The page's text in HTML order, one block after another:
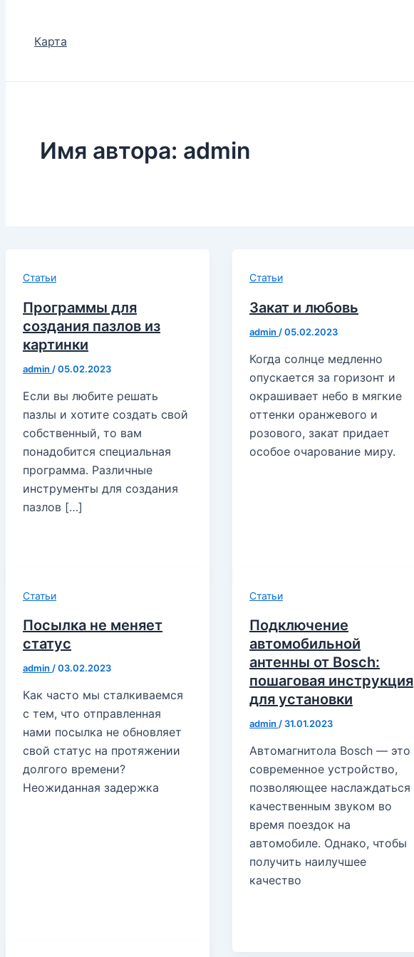
Карта
Имя автора: admin
Статьи
Программы для
создания пазлов из
картинки
admin /05.02.2023
Если вы любите решать
пазлы и хотите создать свой
собственный, то вам
понадобится специальная
программа. Различные
инструменты для создания
пазлов […]
Статьи
Закат и любовь
admin /05.02.2023
Когда солнце медленно
опускается за горизонт и
окрашивает небо в мягкие
оттенки оранжевого и
розового, закат придает
особое очарование миру.
Статьи
Посылка не меняет
статус
admin /03.02.2023
Как часто мы сталкиваемся
с тем, что отправленная
нами посылка не обновляет
свой статус на протяжении
долгого времени?
Неожиданная задержка
Статьи
Подключение
автомобильной
антенны от Bosch:
пошаговая инструкция
для установки
admin / 31.01.2023
Автомагнитола Bosch — это
современное устройство,
позволяющее наслаждаться
качественным звуком во
время поездок на
автомобиле. Однако, чтобы
получить наилучшее
качество